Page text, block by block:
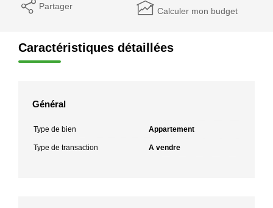
Partager Calculer mon budget
Caractéristiques détaillées
Général
Type de bien Appartement
Type de transaction A vendre